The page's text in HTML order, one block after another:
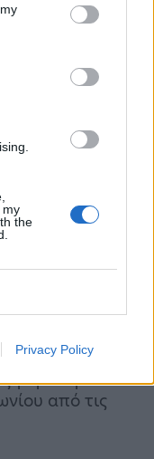
my
the
Privacy Policy
παιδιά
ιερείς τα
εκκλησίας της
σύμφωνα με
η
από τις